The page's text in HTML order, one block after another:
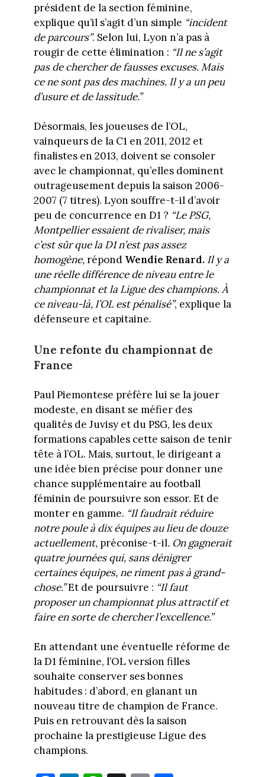
président de la section féminine,
explique qu’il s’agit d’un simple “incident
de parcours”. Selon lui, Lyon n’a pas à
rougir de cette élimination : “Il ne s’agit
pas de chercher de fausses excuses. Mais
ce ne sont pas des machines. Il y a un peu
d’usure et de lassitude.”
Désormais, les joueuses de l’OL,
vainqueurs de la C1 en 2011, 2012 et
finalistes en 2013, doivent se consoler
avec le championnat, qu’elles dominent
outrageusement depuis la saison 2006-
2007 (7 titres). Lyon souffre-t-il d’avoir
peu de concurrence en D1 ? “Le PSG,
Montpellier essaient de rivaliser, mais
c’est sûr que la D1 n’est pas assez
homogène,répond Wendie Renard. Il y a
une réelle différence de niveau entre le
championnat et la Ligue des champions. À
ce niveau-là, l’OL est pénalisé”, explique la
défenseure et capitaine.
Une refonte du championnat de
France
Paul Piemontese préfère lui se la jouer
modeste, en disant se méfier des
qualités de Juvisy et du PSG, les deux
formations capables cette saison de tenir
tête à l’OL. Mais, surtout, le dirigeant a
une idée bien précise pour donner une
chance supplémentaire au football
féminin de poursuivre son essor. Et de
monter en gamme. “Il faudrait réduire
notre poule à dix équipes au lieu de douze
actuellement, préconise-t-il. On gagnerait
quatre journées qui, sans dénigrer
certaines équipes, ne riment pas à grand-
chose.”Et de poursuivre : “Il faut
proposer un championnat plus attractif et
faire en sorte de chercher l’excellence.”
En attendant une éventuelle réforme de
la D1 féminine, l’OL version filles
souhaite conserver ses bonnes
habitudes : d’abord, en glanant un
nouveau titre de champion de France.
Puis en retrouvant dès la saison
prochaine la prestigieuse Ligue des
champions.